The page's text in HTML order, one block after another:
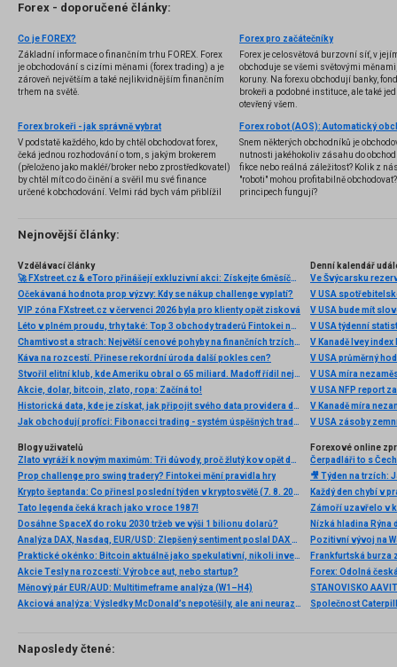
Forex - doporučené články:
Co je FOREX?
Základní informace o finančním trhu FOREX. Forex
je obchodování s cizími měnami (forex trading) a je
zároveň největším a také nejlikvidnějším finančním
trhem na světě.
Forex pro začátečníky
Forex je celosvětová burzovní síť, v
obchoduje se všemi světovými
koruny. Na forexu obchodují banky,
brokeři a podobné instituce, ale také
otevřený všem.
Forex brokeři - jak správně vybrat
V podstatě každého, kdo by chtěl obchodovat forex,
čeká jednou rozhodování o tom, s jakým brokerem
(přeloženo jako makléř/broker nebo zprostředkovatel)
by chtěl mít co do činění a svěřil mu své finance
určené k obchodování. Velmi rád bych vám přiblížil
několik příkladů nejznámějších z nich.
Snem některých obchodníků je
nutnosti jakéhokoliv zásahu do
fikce nebo reálná záležitost? Kolik z
"roboti" mohou profitabilně
principech fungují?
Nejnovější články:
Vzdělávací články
🚀 FXstreet.cz & eToro přinášejí exkluzivní akci: Získejte 6měsíční členství ve VIP zóně ZDARMA
Očekávaná hodnota prop výzvy: Kdy se nákup challenge vyplatí?
VIP zóna FXstreet.cz v červenci 2026 byla pro klienty opět zisková
Léto v plném proudu, trhy také: Top 3 obchody traderů Fintokei na indexech a zlatě
Chamtivost a strach: Největší cenové pohyby na finančních trzích (červenec 2026)
Káva na rozcestí. Přinese rekordní úroda další pokles cen?
Stvořil elitní klub, kde Ameriku obral o 65 miliard. Madoff řídil největší Ponzi dějin
Akcie, dolar, bitcoin, zlato, ropa: Začíná to!
Historická data, kde je získat, jak připojit svého data providera do MultiCharts a proč je budeme potřebovat? (4. díl)
Jak obchodují profíci: Fibonacci trading - systém úspěšných traderů
Denní kalendář
Ve Švýcarsku
V USA
V USA bude mít
V USA týdenní
V Kanadě Ivey index
V USA průměrný
V USA míra
V USA NFP report
V Kanadě míra
V USA zásoby
Blogy uživatelů
Zlato vyráží k novým maximům: Tři důvody, proč žlutý kov opět dominuje
Prop challenge pro swing tradery? Fintokei mění pravidla hry
Krypto šeptanda: Co přinesl poslední týden v kryptosvětě (7. 8. 2026)
Tato legenda čeká krach jako v roce 1987!
Dosáhne SpaceX do roku 2030 tržeb ve výši 1 bilionu dolarů?
Analýza DAX, Nasdaq, EUR/USD: Zlepšený sentiment poslal DAX na nová maxima
Praktické okénko: Bitcoin aktuálně jako spekulativní, nikoli investiční aktivum
Akcie Tesly na rozcestí: Výrobce aut, nebo startup?
Měnový pár EUR/AUD: Multitimeframe analýza (W1–H4)
Akciová analýza: Výsledky McDonald’s nepotěšily, ale ani neurazily. Jakou vizi společnost prezentovala?
Forexové online
Nízká hladina
Pozitivní vývoj na
Frankfurtská burza
Naposledy čtené: